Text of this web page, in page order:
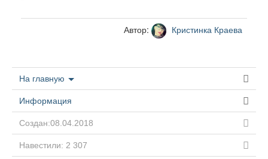
Автор: Кристинка Краева
На главную
Информация
Создан:08.04.2018
Навестили: 2 307